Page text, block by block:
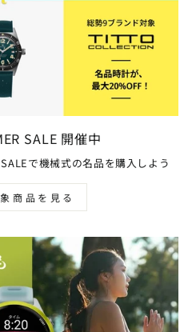
SALE 開催中
で機械式の名品を購入しよう
商品を見る